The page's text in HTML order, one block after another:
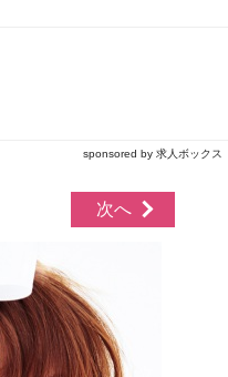
sponsored by 求人ボックス
次へ